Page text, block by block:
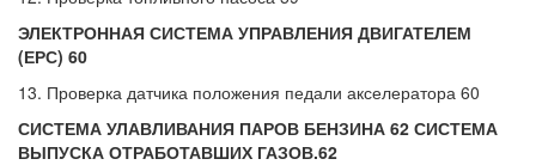
ЭЛЕКТРОННАЯ СИСТЕМА УПРАВЛЕНИЯ ДВИГАТЕЛЕМ
(ЕРС) 60
13. Проверка датчика положения педали акселератора 60
СИСТЕМА УЛАВЛИВАНИЯ ПАРОВ БЕНЗИНА 62 СИСТЕМА
ВЫПУСКА ОТРАБОТАВШИХ ГАЗОВ.62